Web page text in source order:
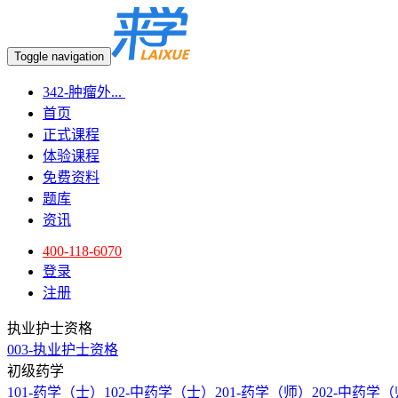
Toggle navigation
342-肿瘤外...
首页
正式课程
体验课程
免费资料
题库
资讯
400-118-6070
登录
注册
执业护士资格
003-执业护士资格
初级药学
101-药学（士） 102-中药学（士） 201-药学（师） 202-中药学